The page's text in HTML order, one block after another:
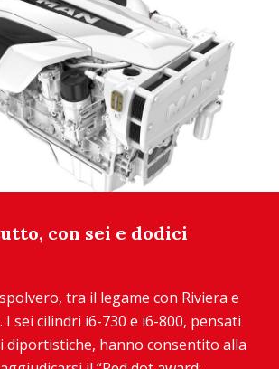
con sei e dodici
tra il legame con Riviera e
I sei cilindri i6-730 e i6-800, pensati
diportistiche, hanno consentito alla